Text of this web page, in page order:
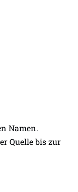
Namen.
Quelle bis zur